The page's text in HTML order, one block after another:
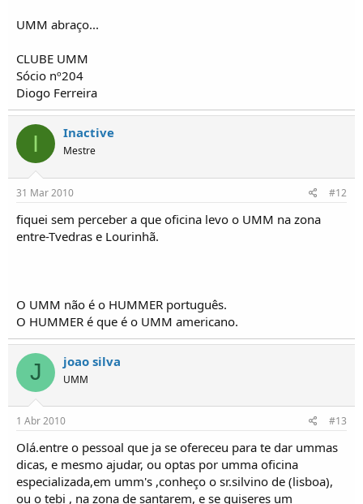
UMM abraço...
CLUBE UMM
Sócio nº204
Diogo Ferreira
I Inactive
Mestre
31 Mar 2010 #12
fiquei sem perceber a que oficina levo o UMM na zona
entre-Tvedras e Lourinhã.
O UMM não é o HUMMER português.
O HUMMER é que é o UMM americano.
J joao silva
UMM
1 Abr 2010 #13
Olá.entre o pessoal que ja se ofereceu para te dar ummas
dicas, e mesmo ajudar, ou optas por umma oficina
especializada,em umm's ,conheço o sr.silvino de (lisboa),
ou o tebi , na zona de santarem, e se quiseres um